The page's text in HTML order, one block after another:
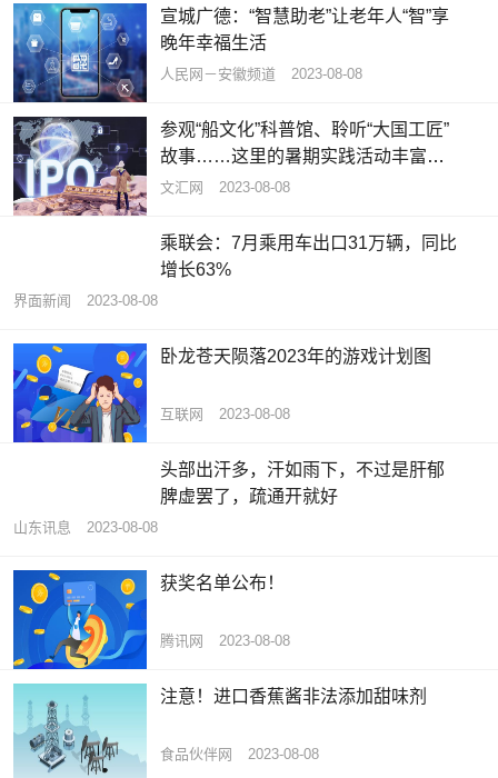
宣城广德：“智慧助老”让老年人“智”享
晚年幸福生活
人民网－安徽频道 2023-08-08
参观“船文化”科普馆、聆听“大国工匠”
故事……这里的暑期实践活动丰富多
彩
文汇网 2023-08-08
乘联会：7月乘用车出口31万辆，同比
增长63%
界面新闻 2023-08-08
卧龙苍天陨落2023年的游戏计划图
互联网 2023-08-08
头部出汗多，汗如雨下，不过是肝郁
脾虚罢了，疏通开就好
山东讯息 2023-08-08
获奖名单公布！
腾讯网 2023-08-08
注意！进口香蕉酱非法添加甜味剂
食品伙伴网 2023-08-08